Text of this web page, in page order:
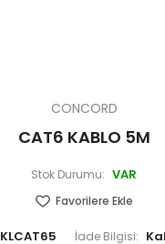
CONCORD
CAT6 KABLO 5M
Stok Durumu: VAR
Favorilere Ekle
KLCAT65 İade Bilgisi: